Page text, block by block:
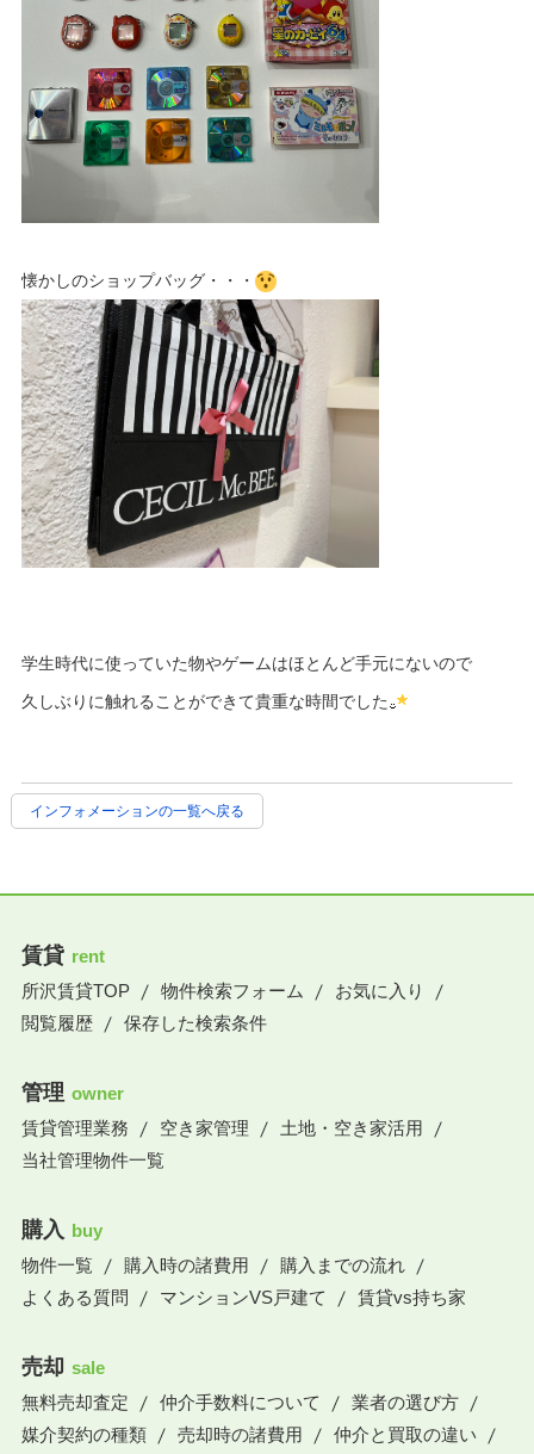
懐かしのショップバッグ・・・
学生時代に使っていた物やゲームはほとんど手元にないので
久しぶりに触れることができて貴重な時間でした
インフォメーションの一覧へ戻る
賃貸 rent
所沢賃貸TOP
物件検索フォーム
お気に入り
閲覧履歴
保存した検索条件
管理 owner
賃貸管理業務
空き家管理
土地・空き家活用
当社管理物件一覧
購入 buy
物件一覧
購入時の諸費用
購入までの流れ
よくある質問
マンションVS戸建て 賃貸vs持ち家
売却 sale
無料売却査定
仲介手数料について
業者の選び方
媒介契約の種類
売却時の諸費用
仲介と買取の違い